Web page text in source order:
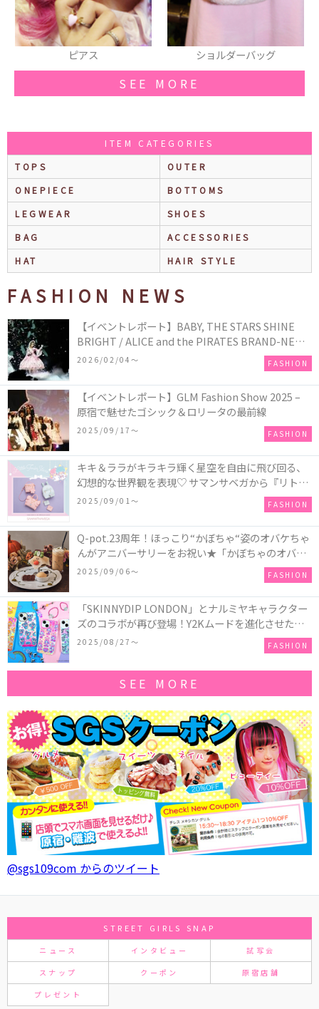
ショルダーバッグ ヘアゴム
SEE MORE
ITEM CATEGORIES
TOPS
OUTER
ONEPIECE
BOTTOMS
LEGWEAR
SHOES
BAG
ACCESSORIES
HAT
HAIR STYLE
FASHION NEWS
【イベントレポート】BABY, THE STARS SHINE
BRIGHT / ALICE and the PIRATES BRAND-NEW
COLLECTION in TOKYO
2026/02/04〜 FASHION
【イベントレポート】GLM Fashion Show 2025 –
原宿で魅せたゴシック＆ロリータの最前線
2025/09/17〜 FASHION
キキ＆ララがキラキラ輝く星空を自由に飛び回る、
幻想的な世界観を表現♡ サマンサベガから『リトル
ツインスターズ』50周年アニバーサリーイヤー』を
2025/09/01〜 FASHION
Q-pot.23周年！ほっこり“かぼちゃ“姿のオバケちゃ
んがアニバーサリーをお祝い★「かぼちゃのオバケ
ーキアクセサリー」が新発売！Q-pot CAFE.では
「かぼちゃのオバケーキプレート」も登場
2025/09/06〜 FASHION
「SKINNYDIP LONDON」とナルミヤキャラクター
ズのコラボが再び登場！Y2Kムードを進化させた新
作コレクションを発売♪
2025/08/27〜 FASHION
SEE MORE
@sgs109com からのツイート
STREET GIRLS SNAP
ニュース インタビュー 試写会
スナップ クーポン 原宿店舗
プレゼント